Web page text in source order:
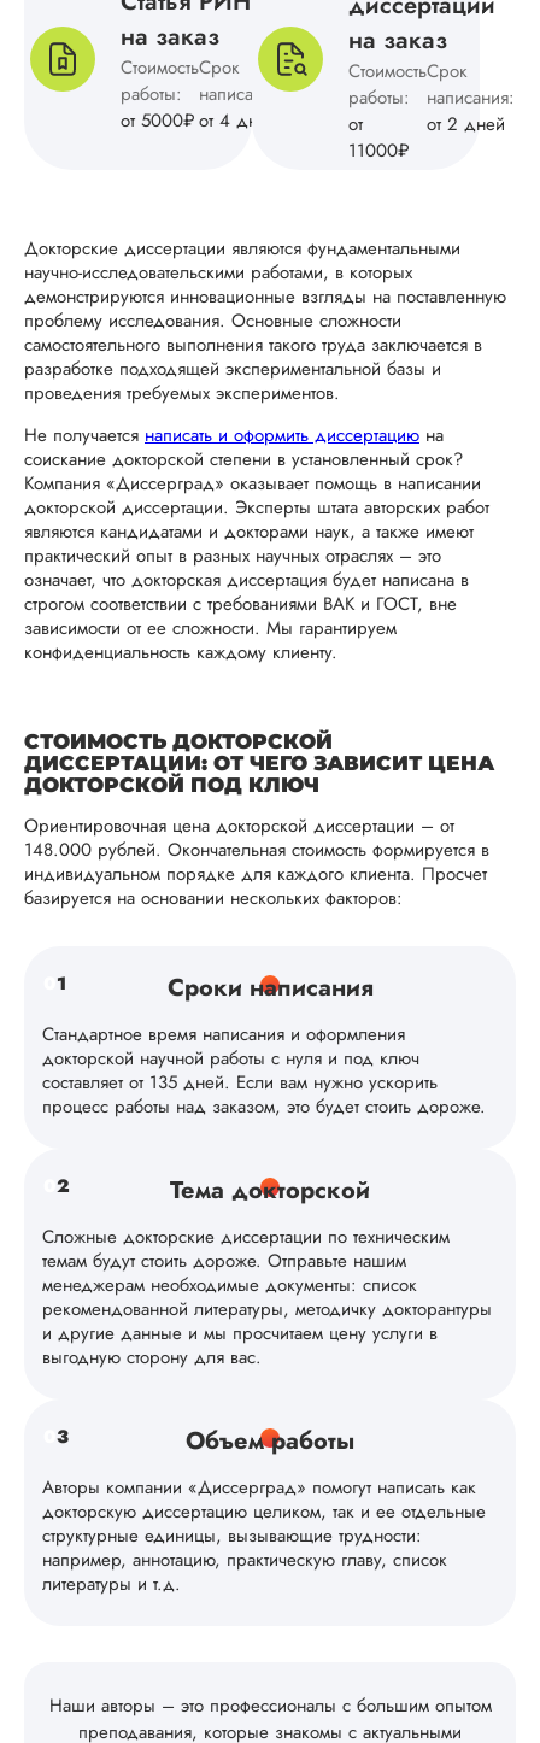
Вид работы:
Докторская
диссертация
Дата: 2024-03-13
У меня был заказ
технологиям.
она по методике и
разработкам моего
сына. Сама
я не могла,
естественно,
понравилось
отношение к
быстрая работа,
адек...
Читать полный
Докторская
Дата:2024-03-12
Заказывала
докторскую
квалификации и
продвижения по
службе.
доступно
Не ждала и полу...
Читать полный
Диана
диссертация
Дата:
полная
на заказ
Стоимость
работы:
от 5000₽
Срок
написания:
от 4 дней
на заказ
Стоимость
работы:
от
11000₽
Срок
написания:
от 2 дней
Докторские диссертации являются фундаментальными
научно-исследовательскими работами, в которых
демонстрируются инновационные взгляды на поставленную
проблему исследования. Основные сложности
самостоятельного выполнения такого труда заключается в
разработке подходящей экспериментальной базы и
проведения требуемых экспериментов.
Не получается написать и оформить диссертацию на
соискание докторской степени в установленный срок?
Компания «Диссерград» оказывает помощь в написании
докторской диссертации. Эксперты штата авторских работ
являются кандидатами и докторами наук, а также имеют
практический опыт в разных научных отраслях – это
означает, что докторская диссертация будет написана в
строгом соответствии с требованиями ВАК и ГОСТ, вне
зависимости от ее сложности. Мы гарантируем
конфиденциальность каждому клиенту.
СТОИМОСТЬ ДОКТОРСКОЙ
ДИССЕРТАЦИИ: ОТ ЧЕГО ЗАВИСИТ ЦЕНА
ДОКТОРСКОЙ ПОД КЛЮЧ
Ориентировочная цена докторской диссертации – от
148.000 рублей. Окончательная стоимость формируется в
индивидуальном порядке для каждого клиента. Просчет
базируется на основании нескольких факторов:
1 Сроки написания
Стандартное время написания и оформления
докторской научной работы с нуля и под ключ
составляет от 135 дней. Если вам нужно ускорить
процесс работы над заказом, это будет стоить дороже.
2 Тема докторской
Сложные докторские диссертации по техническим
темам будут стоить дороже. Отправьте нашим
менеджерам необходимые документы: список
рекомендованной литературы, методичку докторантуры
и другие данные и мы просчитаем цену услуги в
выгодную сторону для вас.
3 Объем работы
Авторы компании «Диссерград» помогут написать как
докторскую диссертацию целиком, так и ее отдельные
структурные единицы, вызывающие трудности:
например, аннотацию, практическую главу, список
литературы и т.д.
Наши авторы – это профессионалы с большим опытом
преподавания, которые знакомы с актуальными